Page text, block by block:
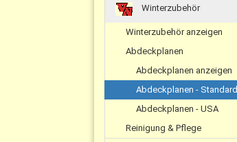
Winterzubehör
Winterzubehör anzeigen
Abdeckplanen
Abdeckplanen anzeigen
Abdeckplanen - Standard
Abdeckplanen - USA
Reinigung & Pflege